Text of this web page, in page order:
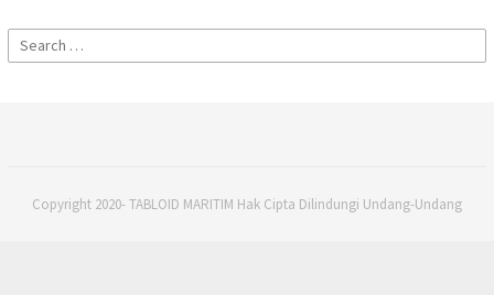
Search
for:
Copyright 2020- TABLOID MARITIM Hak Cipta Dilindungi Undang-Undang